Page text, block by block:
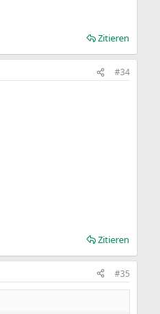
Zitieren
#34
Zitieren
#35